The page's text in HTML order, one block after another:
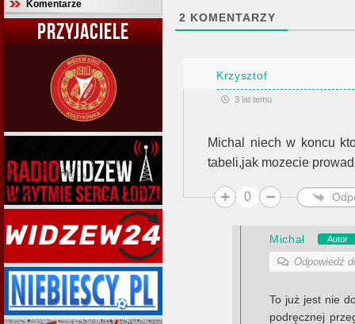
Komentarze
PRZYJACIELE
2 KOMENTARZY
Krzysztof
3 lat temu
Michal niech w koncu
tabeli,jak mozecie
0
Michał Autor
Odpowiedź
To już jest nie
podręcznej